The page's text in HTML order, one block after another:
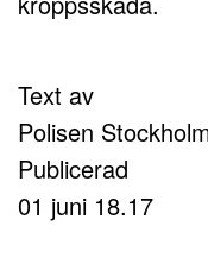
Text av
Polisen
Publicerad
01 juni 18.17